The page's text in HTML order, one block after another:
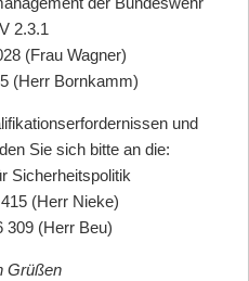
2.3.1
(Frau Wagner)
(Herr Bornkamm)
und
Sie sich bitte an die:
Sicherheitspolitik
(Herr Nieke)
309 (Herr Beu)
Grüßen